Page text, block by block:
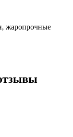
жаропрочные